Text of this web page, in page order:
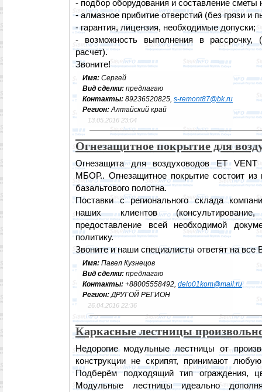
- подбор оборудования и составление сметы
- алмазное прибитие отверстий (без грязи и
- гарантия, лицензия, необходимые допуски;
- возможность выполнения в рассрочку,
расчет).
Звоните!
Имя: Сергей
Вид сделки: предлагаю
Контакты: 89236520825, s-remont87@bk.ru
Регион:Алтайский край
13.05.2016 23:04
Огнезащитное покрытие для
Огнезащита для воздуховодов ET VENT
МБОР.. Огнезащитное покрытие состоит из
базальтового полотна.
Поставки с регионального склада
наших клиентов
предоставление всей необходимой
политику.
Звоните и наши специалисты ответят на все
Имя: Павел Кузнецов
Вид сделки: предлагаю
Контакты: +88005558492, delo01kom@mail.ru
Регион:ДРУГОЙ РЕГИОН
26.04.2016 22:36
Каркасные лестницы
Недорогие модульные лестницы от
конструкции не скрипят, принимают
Подберём подходящий тип ограждения,
Модульные лестницы идеально